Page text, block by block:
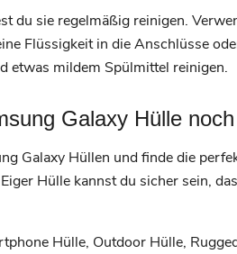
du sie regelmäßig reinigen.
Flüssigkeit in die Anschlüsse
etwas mildem Spülmittel reinigen.
Galaxy Hülle
Galaxy Hüllen und finde die
Hülle kannst du sicher sein,
Hülle, Outdoor Hülle,